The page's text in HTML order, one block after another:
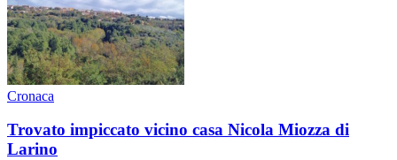
Cronaca
Trovato impiccato vicino casa Nicola Miozza di
Larino